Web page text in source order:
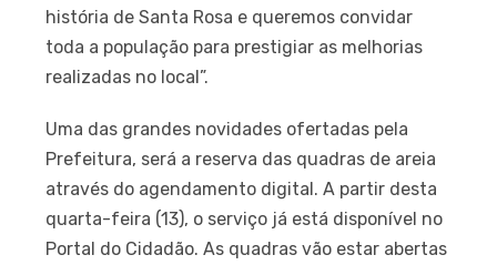
história de Santa Rosa e queremos convidar
toda a população para prestigiar as melhorias
realizadas no local”.
Uma das grandes novidades ofertadas pela
Prefeitura, será a reserva das quadras de areia
através do agendamento digital. A partir desta
quarta-feira (13), o serviço já está disponível no
Portal do Cidadão. As quadras vão estar abertas